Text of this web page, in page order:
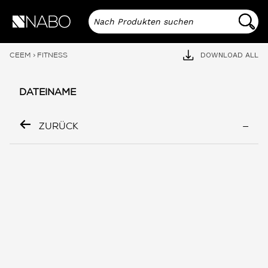
CEEM > FITNESS DOWNLOAD ALL
DATEINAME
ZURÜCK —